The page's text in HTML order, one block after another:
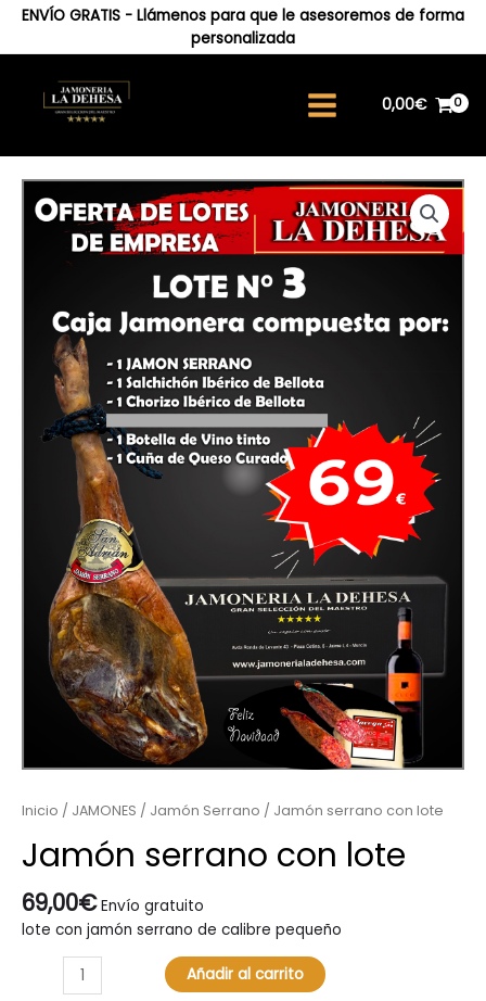
contenido
ENVÍO GRATIS - Llámenos para que le asesoremos de forma
personalizada
Main
Menu
0,00€
Inicio / JAMONES / Jamón Serrano / Jamón serrano con lote
Jamón serrano con lote
69,00€ Envío gratuito
lote con jamón serrano de calibre pequeño
serrano
Añadir al carrito